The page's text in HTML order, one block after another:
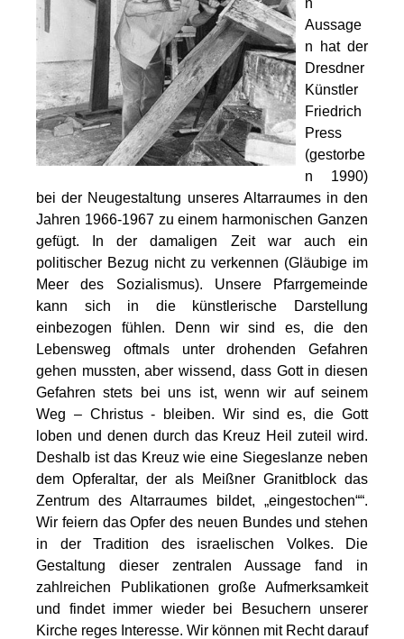
Aussage
n hat der
Dresdner
Künstler
Friedrich
Press
(gestorbe
n 1990)
bei der Neugestaltung unseres Altarraumes in den
Jahren 1966-1967 zu einem harmonischen Ganzen
gefügt. In der damaligen Zeit war auch ein
politischer Bezug nicht zu verkennen (Gläubige im
Meer des Sozialismus). Unsere Pfarrgemeinde
kann sich in die künstlerische Darstellung
einbezogen fühlen. Denn wir sind es, die den
Lebensweg oftmals unter drohenden Gefahren
gehen mussten, aber wissend, dass Gott in diesen
Gefahren stets bei uns ist, wenn wir auf seinem
Weg – Christus - bleiben. Wir sind es, die Gott
loben und denen durch das Kreuz Heil zuteil wird.
Deshalb ist das Kreuz wie eine Siegeslanze neben
dem Opferaltar, der als Meißner Granitblock das
Zentrum des Altarraumes bildet, „eingestochen““.
Wir feiern das Opfer des neuen Bundes und stehen
in der Tradition des israelischen Volkes. Die
Gestaltung dieser zentralen Aussage fand in
zahlreichen Publikationen große Aufmerksamkeit
und findet immer wieder bei Besuchern unserer
Kirche reges Interesse. Wir können mit Recht darauf